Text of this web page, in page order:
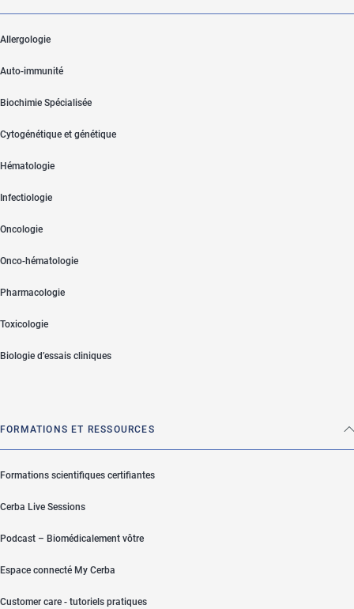
Allergologie
Auto-immunité
Biochimie Spécialisée
Cytogénétique et génétique
Hématologie
Infectiologie
Oncologie
Onco-hématologie
Pharmacologie
Toxicologie
Biologie d’essais cliniques
FORMATIONS ET RESSOURCES
Formations scientifiques certifiantes
Cerba Live Sessions
Podcast – Biomédicalement vôtre
Espace connecté My Cerba
Customer care - tutoriels pratiques